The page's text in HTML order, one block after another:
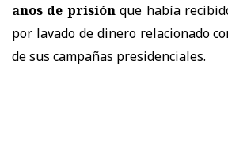
años de prisiónque había
por lavado de dinero relacionado
de sus campañas presidenciales.